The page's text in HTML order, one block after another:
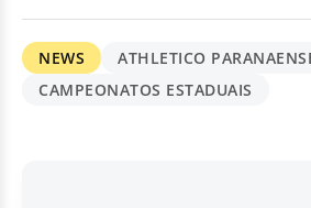
NEWS
ATHLETICO
CAMPEONATOS ESTADUAIS